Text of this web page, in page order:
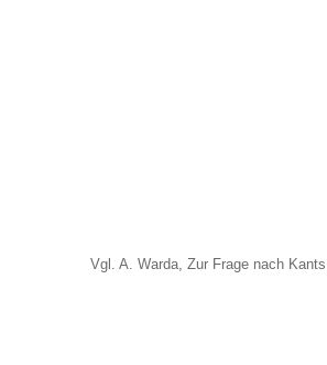
Vgl. A. Warda, Zur Frage nach